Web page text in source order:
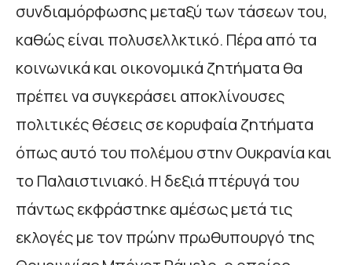
συνδιαμόρφωσης μεταξύ των τάσεων του,
καθώς είναι πολυσελλκτικό. Πέρα από τα
κοινωνικά και οικονομικά ζητήματα θα
πρέπει να συγκεράσει αποκλίνουσες
πολιτικές θέσεις σε κορυφαία ζητήματα
όπως αυτό του πολέμου στην Ουκρανία και
το Παλαιστινιακό. Η δεξιά πτέρυγά του
πάντως εκφράστηκε αμέσως μετά τις
εκλογές με τον πρώην πρωθυπουργό της